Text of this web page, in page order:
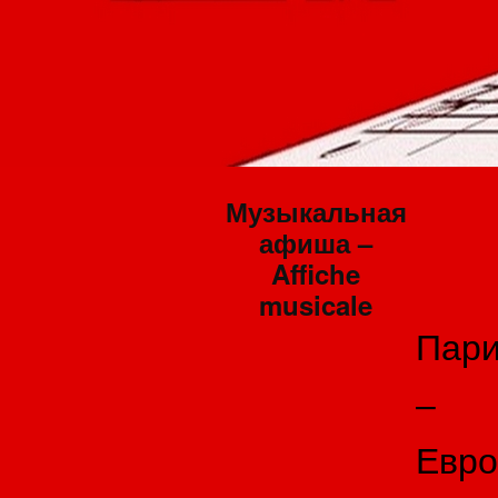
Музыкальная
афиша –
Affiche
musicale
–